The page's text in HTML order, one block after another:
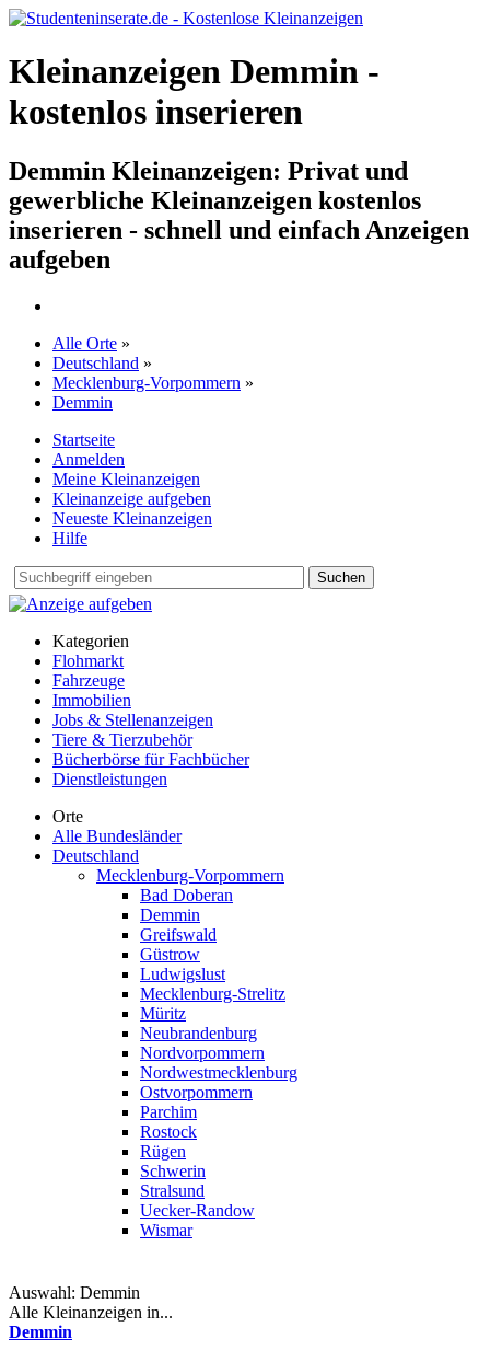
Kleinanzeigen Demmin -
kostenlos inserieren
Demmin Kleinanzeigen: Privat und
gewerbliche Kleinanzeigen kostenlos
inserieren - schnell und einfach Anzeigen
aufgeben
Alle Orte »
Deutschland »
Mecklenburg-Vorpommern »
Demmin
Startseite
Anmelden
Meine Kleinanzeigen
Kleinanzeige aufgeben
Neueste Kleinanzeigen
Hilfe
Suchen
Kategorien
Flohmarkt
Fahrzeuge
Immobilien
Jobs & Stellenanzeigen
Tiere & Tierzubehör
Bücherbörse für Fachbücher
Dienstleistungen
Orte
Alle Bundesländer
Deutschland
Mecklenburg-Vorpommern
Bad Doberan
Demmin
Greifswald
Güstrow
Ludwigslust
Mecklenburg-Strelitz
Müritz
Neubrandenburg
Nordvorpommern
Nordwestmecklenburg
Ostvorpommern
Parchim
Rostock
Rügen
Schwerin
Stralsund
Uecker-Randow
Wismar
Auswahl: Demmin
Alle Kleinanzeigen in...
Demmin